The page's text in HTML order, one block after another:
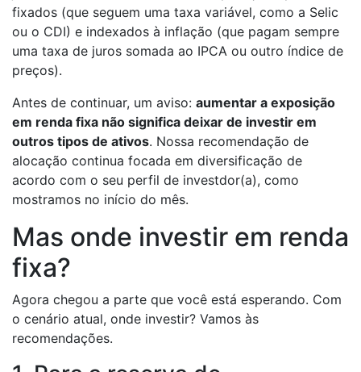
fixados (que seguem uma taxa variável, como a Selic
ou o CDI) e indexados à inflação (que pagam sempre
uma taxa de juros somada ao IPCA ou outro índice de
preços).
Antes de continuar, um aviso: aumentar a exposição
em renda fixa não significa deixar de investir em
outros tipos de ativos. Nossa recomendação de
alocação continua focada em diversificação de
acordo com o seu perfil de investdor(a), como
mostramos no início do mês.
Mas onde investir em renda
fixa?
Agora chegou a parte que você está esperando. Com
o cenário atual, onde investir? Vamos às
recomendações.